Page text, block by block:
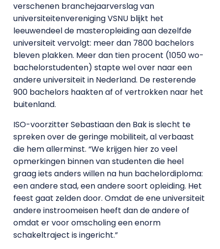
verschenen branchejaarverslag van
universiteitenvereniging VSNU blijkt het
leeuwendeel de masteropleiding aan dezelfde
universiteit vervolgt: meer dan 7800 bachelors
bleven plakken. Meer dan tien procent (1050 wo-
bachelorstudenten) stapte wel over naar een
andere universiteit in Nederland. De resterende
900 bachelors haakten af of vertrokken naar het
buitenland.
ISO-voorzitter Sebastiaan den Bak is slecht te
spreken over de geringe mobiliteit, al verbaast
die hem allerminst. “We krijgen hier zo veel
opmerkingen binnen van studenten die heel
graag iets anders willen na hun bachelordiploma:
een andere stad, een andere soort opleiding. Het
feest gaat zelden door. Omdat de ene universiteit
andere instroomeisen heeft dan de andere of
omdat er voor omscholing een enorm
schakeltraject is ingericht.”